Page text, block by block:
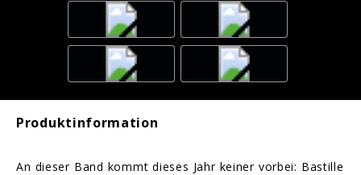
Produktinformation
An dieser Band kommt dieses Jahr keiner vorbei: Bastille